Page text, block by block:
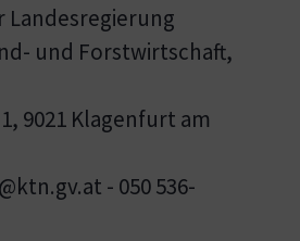
und Forstwirtschaft,
9021 Klagenfurt am
- 050 536-